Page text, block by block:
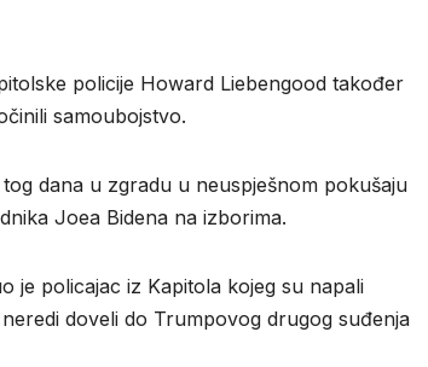
policije Howard Liebengood također
samoubojstvo.
dana u zgradu u neuspješnom pokušaju
Joea Bidena na izborima.
je policajac iz Kapitola kojeg su napali
doveli do Trumpovog drugog suđenja